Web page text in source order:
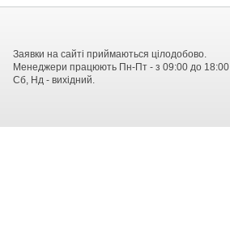
Заявки на сайті приймаються цілодобово.
Менеджери працюють Пн-Пт - з 09:00 до 18:00
Сб, Нд - вихідний.